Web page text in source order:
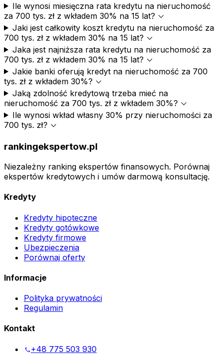
Ile wynosi miesięczna rata kredytu na nieruchomość
za 700 tys. zł z wkładem 30% na 15 lat? expand_more
Jaki jest całkowity koszt kredytu na nieruchomość za
700 tys. zł z wkładem 30% na 15 lat? expand_more
Jaka jest najniższa rata kredytu na nieruchomość za
700 tys. zł z wkładem 30% na 15 lat? expand_more
Jakie banki oferują kredyt na nieruchomość za 700
tys. zł z wkładem 30%? expand_more
Jaką zdolność kredytową trzeba mieć na
nieruchomość za 700 tys. zł z wkładem 30%? expand_more
Ile wynosi wkład własny 30% przy nieruchomości za
700 tys. zł? expand_more
rankingekspertow.pl
Niezależny ranking ekspertów finansowych. Porównaj
ekspertów kredytowych i umów darmową konsultację.
Kredyty
Kredyty hipoteczne
Kredyty gotówkowe
Kredyty firmowe
Ubezpieczenia
Porównaj oferty
Informacje
Polityka prywatności
Regulamin
Kontakt
phone+48 775 503 930